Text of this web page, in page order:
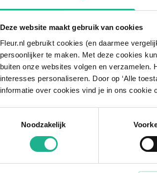
Deze website maakt gebruik van cookies
Fleur.nl gebruikt cookies (en daarmee
persoonlijker te maken. Met deze cookies
buiten onze websites volgen en verzamelen.
interesses personaliseren. Door op ‘Alle
informatie over cookies vind je in ons cookie
Noodzakelijk